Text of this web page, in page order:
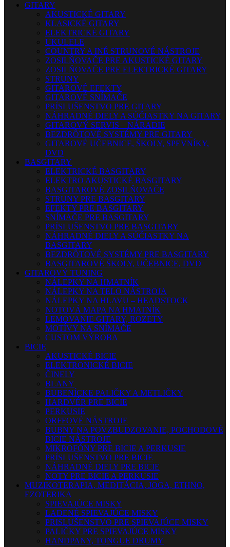
GITARY
AKUSTICKÉ GITARY
KLASICKÉ GITARY
ELEKTRICKÉ GITARY
UKULELE
COUNTRY A INÉ STRUNOVÉ NÁSTROJE
ZOSILŇOVAČE PRE AKUSTICKÉ GITARY
ZOSILŇOVAČE PRE ELEKTRICKÉ GITARY
STRUNY
GITAROVÉ EFEKTY
GITAROVÉ SNÍMAČE
PRÍSLUŠENSTVO PRE GITARY
NÁHRADNÉ DIELY A SÚČIASTKY NA GITARY
GITAROVÝ SERVIS – NÁRADIE
BEZDRÔTOVÉ SYSTÉMY PRE GITARY
GITAROVÉ UČEBNICE, ŠKOLY, SPEVNÍKY,
DVD
BASGITARY
ELEKTRICKÉ BASGITARY
ELEKTRO AKUSTICKÉ BASGITARY
BASGITAROVÉ ZOSILŇOVAČE
STRUNY PRE BASGITARY
EFEKTY PRE BASGITARY
SNÍMAČE PRE BASGITARY
PRÍSLUŠENSTVO PRE BASGITARY
NÁHRADNÉ DIELY A SÚČIASTKY NA
BASGITARY
BEZDRÔTOVÉ SYSTÉMY PRE BASGITARY
BASGITAROVÉ ŠKOLY, UČEBNICE, DVD
GITAROVÝ TUNING
NÁLEPKY NA HMATNÍK
NÁLEPKY NA TELO NÁSTROJA
NÁLEPKY NA HLAVU – HEADSTOCK
NOTOVÁ MAPA NA HMATNÍK
LEMOVANIE GITARY, ROZETY
MOTÍVY NA SNÍMAČE
CUSTOM VÝROBA
BICIE
AKUSTICKÉ BICIE
ELEKTRONICKÉ BICIE
ČINELY
BLANY
BUBENÍCKE PALIČKY A METLIČKY
HARDVÉR PRE BICIE
PERKUSIE
ORFFOVÉ NÁSTROJE
BUBNY NA POVZBUDZOVANIE, POCHODOVÉ
BICIE NÁSTROJE
MIKROFÓNY PRE BICIE A PERKUSIE
PRÍSLUŠENSTVO PRE BICIE
NÁHRADNÉ DIELY PRE BICIE
NOTY PRE BICIE A PERKUSIE
MUZIKOTERAPIA, MEDITÁCIA, JOGA, ETHNO,
EZOTERIKA
SPIEVAJÚCE MISKY
LADENÉ SPIEVAJÚCE MISKY
PRISLUŠENSTVO PRE SPIEVAJÚCE MISKY
PALIČKY PRE SPIEVAJÚCE MISKY
HANDPANY, TONGUE DRUMY